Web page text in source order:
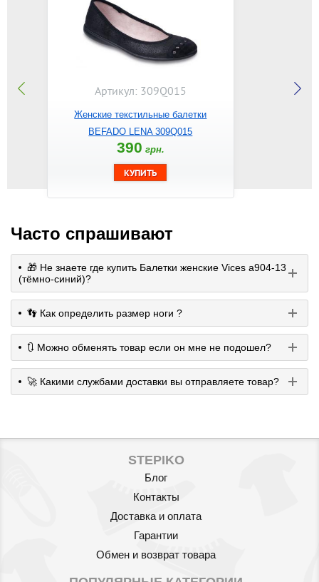
Артикул: 309Q015
Женские текстильные балетки
BEFADO LENA 309Q015
390 грн.
Часто спрашивают
🎁 Не знаете где купить Балетки женские Vices a904-13
(тёмно-синий)?
👣 Как определить размер ноги ?
🔃 Можно обменять товар если он мне не подошел?
🚀 Какими службами доставки вы отправляете товар?
STEPIKO
Блог
Контакты
Доставка и оплата
Гарантии
Обмен и возврат товара